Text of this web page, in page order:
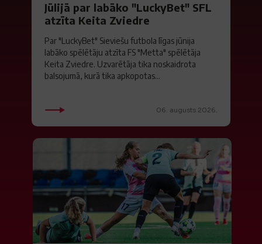
Jūlijā par labāko "LuckyBet" SFL
atzīta Keita Zviedre
Par "LuckyBet" Sieviešu futbola līgas jūnija
labāko spēlētāju atzīta FS "Metta" spēlētāja
Keita Zviedre. Uzvarētāja tika noskaidrota
balsojumā, kurā tika apkopotas...
06. augusts 2026.